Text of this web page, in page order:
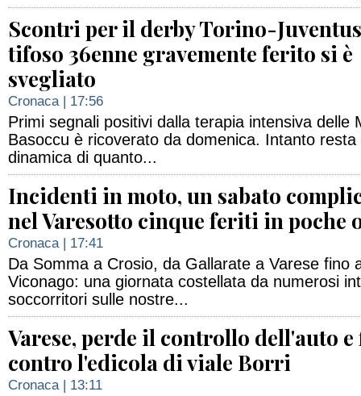
Scontri per il derby Torino-
tifoso 36enne gravemente ferito si è
svegliato
Cronaca| 17:56
Primi segnali positivi dalla terapia intensiva delle
Basoccu è ricoverato da domenica. Intanto resta
dinamica di quanto...
Incidenti in moto, un sabato
nel Varesotto cinque feriti in poche
Cronaca| 17:41
Da Somma a Crosio, da Gallarate a Varese fino
Viconago: una giornata costellata da numerosi
soccorritori sulle nostre...
Varese, perde il controllo dell'auto
contro l'edicola di viale Borri
Cronaca| 13:11